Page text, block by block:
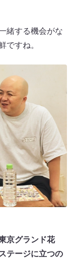
緒する機会がな
ですね。
京グランド花
テージに立つの